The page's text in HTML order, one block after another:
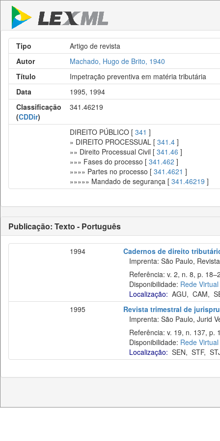
Tipo
Artigo de revista
Autor
Machado, Hugo de Brito, 1940
Título
Impetração preventiva em matéria tributária
Data
1995, 1994
Classificação
(CDDir)
341.46219
DIREITO PÚBLICO [ 341 ]
» DIREITO PROCESSUAL [ 341.4 ]
»» Direito Processual Civil [ 341.46 ]
»»» Fases do processo [ 341.462 ]
»»»» Partes no processo [ 341.4621 ]
»»»»» Mandado de segurança [ 341.46219 ]
Publicação: Texto - Português
1994
Cadernos de direito
Imprenta: São Paulo,
Referência: v. 2, n. 8, p.
Disponibilidade: Rede
Localização: AGU, CAM,
1995
Revista trimestral de
Imprenta: São Paulo, Jurid
Referência: v. 19, n. 137, p.
Disponibilidade: Rede
Localização: SEN, STF,